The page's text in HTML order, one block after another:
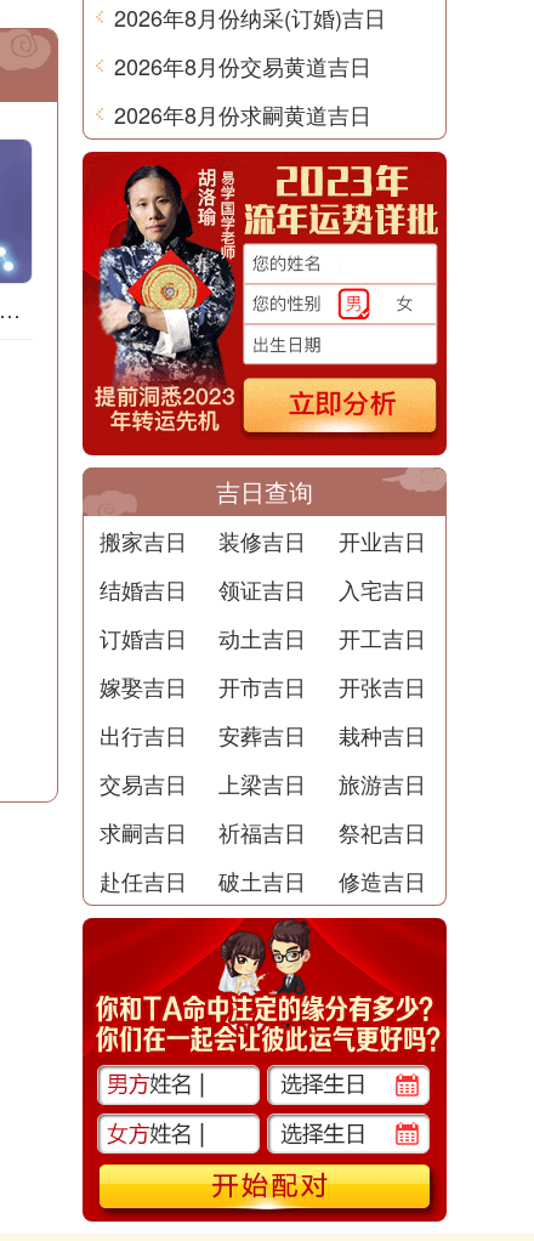
梦到地膜什么意思啊解梦用
2026年8月份纳采(订婚)吉日
2026年8月份交易黄道吉日
2026年8月份求嗣黄道吉日
吉日查询
搬家吉日 装修吉日
开业吉日
结婚吉日
领证吉日
入宅吉日
订婚吉日
动土吉日
开工吉日
嫁娶吉日
开市吉日
开张吉日
出行吉日
安葬吉日
栽种吉日
交易吉日
上梁吉日
旅游吉日
求嗣吉日
祈福吉日
祭祀吉日
赴任吉日
破土吉日 修造吉日